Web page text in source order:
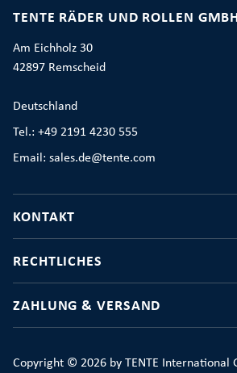
TENTE RÄDER UND ROLLEN
Am Eichholz 30
42897 Remscheid
Deutschland
Tel.: +49 2191 4230 555
Email: sales.de@tente.com
KONTAKT
RECHTLICHES
ZAHLUNG & VERSAND
Copyright © 2026 by TENTE International